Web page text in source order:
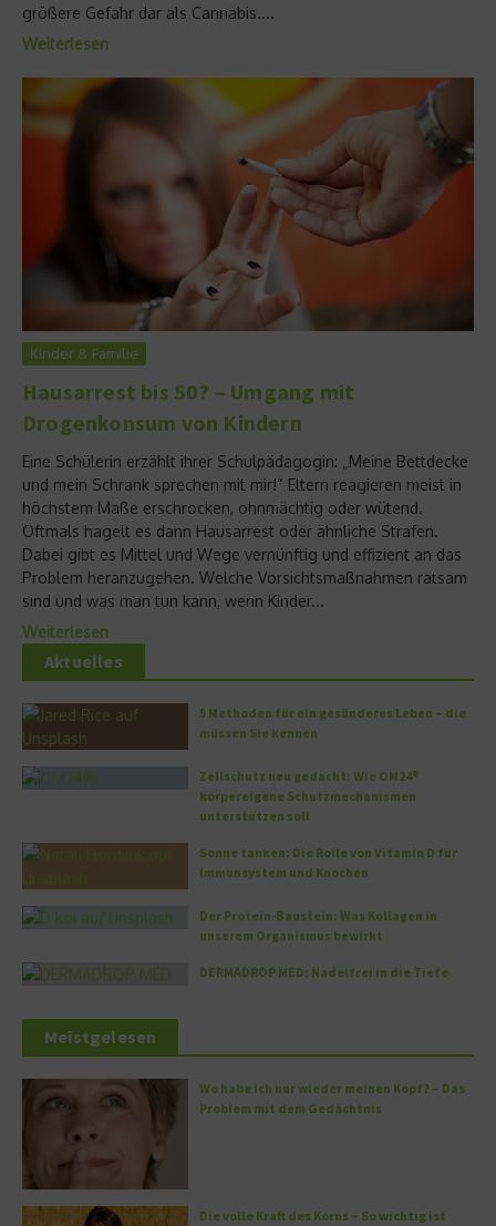
größere Gefahr dar als Cannabis....
Weiterlesen
Kinder & Familie
Hausarrest bis 50? – Umgang mit
Drogenkonsum von Kindern
Eine Schülerin erzählt ihrer Schulpädagogin: „Meine Bettdecke
und mein Schrank sprechen mit mir!“ Eltern reagieren meist in
höchstem Maße erschrocken, ohnmächtig oder wütend.
Oftmals hagelt es dann Hausarrest oder ähnliche Strafen.
Dabei gibt es Mittel und Wege vernünftig und effizient an das
Problem heranzugehen. Welche Vorsichtsmaßnahmen ratsam
sind und was man tun kann, wenn Kinder...
Weiterlesen
Aktuelles
5 Methoden für ein gesünderes Leben – die
müssen Sie kennen
Zellschutz neu gedacht: Wie OM24®
körpereigene Schutzmechanismen
unterstützen soll
Sonne tanken: Die Rolle von Vitamin D für
Immunsystem und Knochen
Der Protein-Baustein: Was Kollagen in
unserem Organismus bewirkt
DERMADROP MED: Nadelfrei in die Tiefe
Meistgelesen
Wo habe ich nur wieder meinen Kopf? – Das
Problem mit dem Gedächtnis
Die volle Kraft des Korns – So wichtig ist